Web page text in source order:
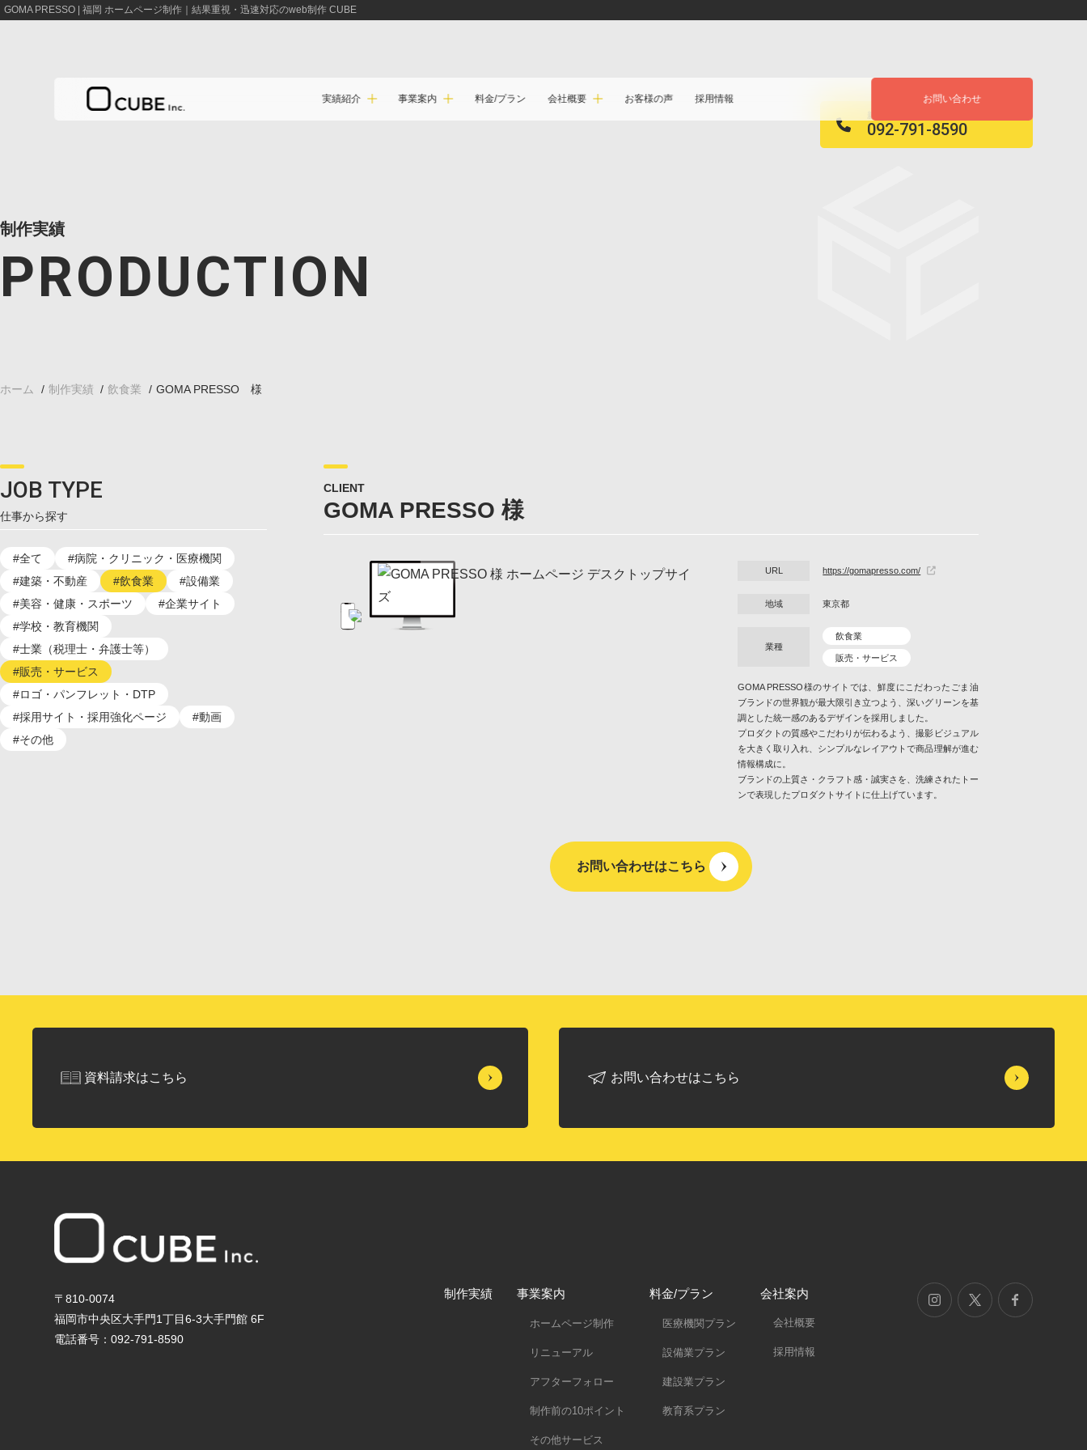
料金案内
実績紹介 事業案内 料金/プラン 会社概要 お客様の声 採用情報 お問い合わせ
092-791-8590
GOMA PRESSO | 福岡 ホームページ制作｜結果重視・迅速対応のweb制作 CUBE
制作実績
PRODUCTION
ホーム 制作実績 飲食業 GOMA PRESSO
JOB TYPE
仕事から探す
#全て
#病院・クリニック・医療機関
#建築・不動産
#飲食業
#設備業
#美容・健康・スポーツ
#企業サイト
#学校・教育機関
#士業（税理士・弁護士等）
#販売・サービス
#ロゴ・パンフレット・DTP
#採用サイト・採用強化ページ
#動画
#その他
CLIENT
GOMA PRESSO 様
URL https://gomapresso.com/
地域 東京都
業種
飲食業
販売・サービス
GOMA PRESSO様のサイトでは、鮮度にこだわったごま油
ブランドの世界観が最大限引き立つよう、深いグリーンを基
調とした統一感のあるデザインを採用しました。
プロダクトの質感やこだわりが伝わるよう、撮影ビジュアル
を大きく取り入れ、シンプルなレイアウトで商品理解が進む
情報構成に。
ブランドの上質さ・クラフト感・誠実さを、洗練されたトー
ンで表現したプロダクトサイトに仕上げています。
お問い合わせはこちら
資料請求はこちら お問い合わせはこちら
〒810-0074
福岡市中央区大手門1丁目6-3大手門館 6F
電話番号：092-791-8590
制作実績 事業案内
ホームページ制作
リニューアル
アフターフォロー
制作前の10ポイント
その他サービス
料金/プラン
医療機関プラン
設備業プラン
建設業プラン
教育系プラン
会社案内
会社概要
採用情報